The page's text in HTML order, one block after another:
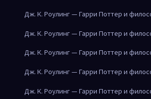
Дж. К. Роулинг — Гарри Поттер и
Дж. К. Роулинг — Гарри Поттер и
Дж. К. Роулинг — Гарри Поттер и
Дж. К. Роулинг — Гарри Поттер и
Дж. К. Роулинг — Гарри Поттер и